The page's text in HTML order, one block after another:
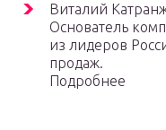
Виталий
Основатель
из лидеров
продаж.
Подробнее